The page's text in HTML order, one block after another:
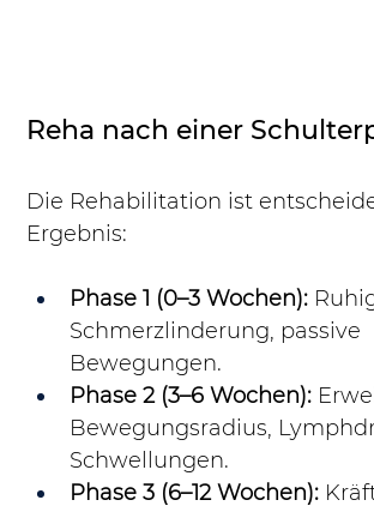
Reha nach einer
Die Rehabilitation ist
Ergebnis:
Phase 1 (0–3 Wochen):
Schmerzlinderung, passive
Bewegungen.
Phase 2 (3–6 Wochen):
Bewegungsradius,
Schwellungen.
Phase 3 (6–12 Wochen):